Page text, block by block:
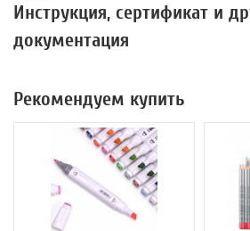
Инструкция, сертификат и
документация
Рекомендуем купить